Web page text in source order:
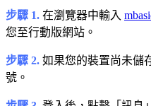
步驟 1. 在瀏覽器中輸入
您至行動版網站。
步驟 2. 如果您的裝置尚未儲
號。